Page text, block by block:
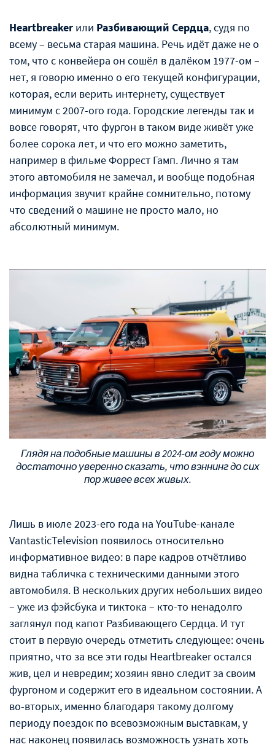
Heartbreaker или Разбивающий Сердца, судя по
всему – весьма старая машина. Речь идёт даже не о
том, что с конвейера он сошёл в далёком 1977-ом –
нет, я говорю именно о его текущей конфигурации,
которая, если верить интернету, существует
минимум с 2007-ого года. Городские легенды так и
вовсе говорят, что фургон в таком виде живёт уже
более сорока лет, и что его можно заметить,
например в фильме Форрест Гамп. Лично я там
этого автомобиля не замечал, и вообще подобная
информация звучит крайне сомнительно, потому
что сведений о машине не просто мало, но
абсолютный минимум.
Глядя на подобные машины в 2024-ом году можно
достаточно уверенно сказать, что вэннинг до сих
пор живее всех живых.
Лишь в июле 2023-его года на YouTube-канале
VantasticTelevision появилось относительно
информативное видео: в паре кадров отчётливо
видна табличка с техническими данными этого
автомобиля. В нескольких других небольших видео
– уже из фэйсбука и тиктока – кто-то ненадолго
заглянул под капот Разбивающего Сердца. И тут
стоит в первую очередь отметить следующее: очень
приятно, что за все эти годы Heartbreaker остался
жив, цел и невредим; хозяин явно следит за своим
фургоном и содержит его в идеальном состоянии. А
во-вторых, именно благодаря такому долгому
периоду поездок по всевозможным выставкам, у
нас наконец появилась возможность узнать хоть